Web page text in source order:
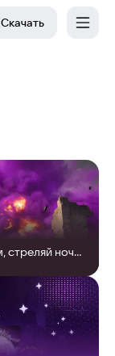
Скачать
Легкое выживание. Строй днем, стреляй ночью! Duck vs. Zombies начинается!